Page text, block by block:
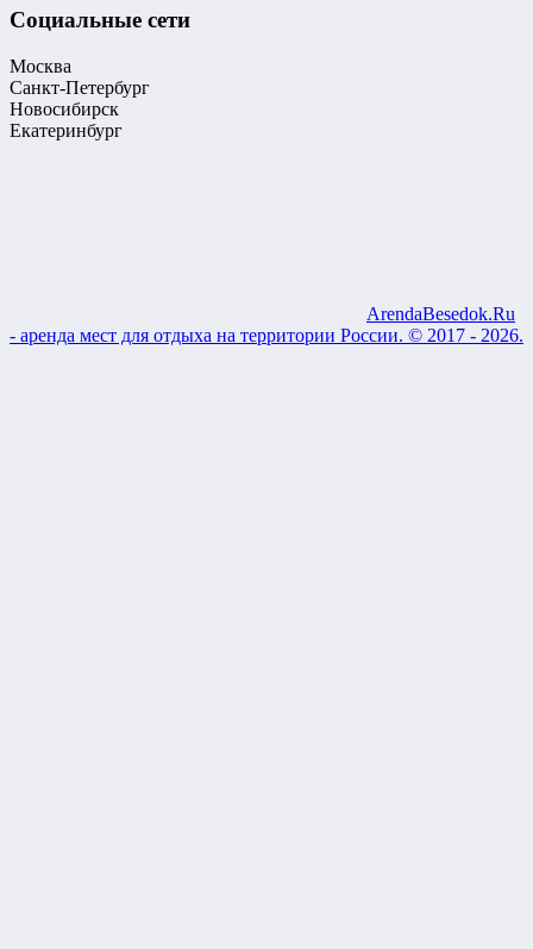
Социальные сети
Москва
Санкт-Петербург
Новосибирск
Екатеринбург
ArendaBesedok.Ru
- аренда мест для отдыха на территории России. © 2017 - 2026.